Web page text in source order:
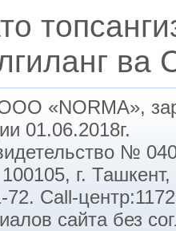
ва
«NORMA»,
01.06.2018г.
№
г.
Call-
сайта без